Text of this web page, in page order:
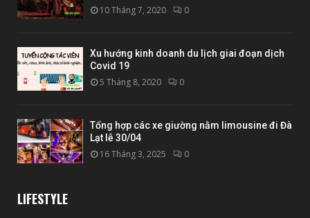
10 Tháng 7, 2020 0
Xu hướng kinh doanh du lịch giai đoạn dịch
Covid 19
5 Tháng 8, 2020 0
Tổng hợp các xe giường nằm limousine đi Đà
Lạt lễ 30/04
16 Tháng 3, 2025 0
LIFESTYLE